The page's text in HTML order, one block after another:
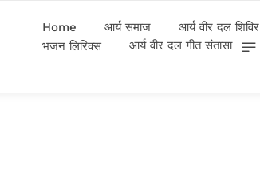
Home आर्य समाज आर्य वीर दल शिविर
भजन लिरिक्स
आर्य वीर दल गीत संतासा